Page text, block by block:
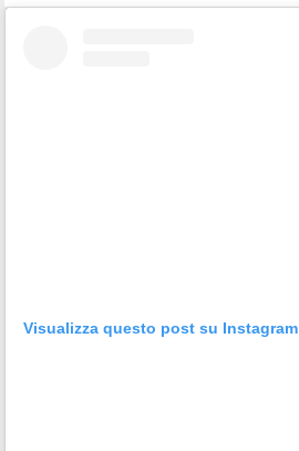
Visualizza questo post su Instagram